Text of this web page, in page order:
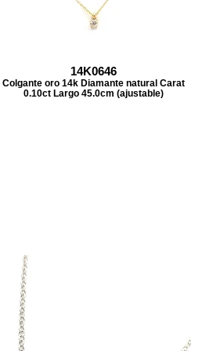
14K0646
Colgante oro 14k Diamante natural Carat
0.10ct Largo 45.0cm (ajustable)